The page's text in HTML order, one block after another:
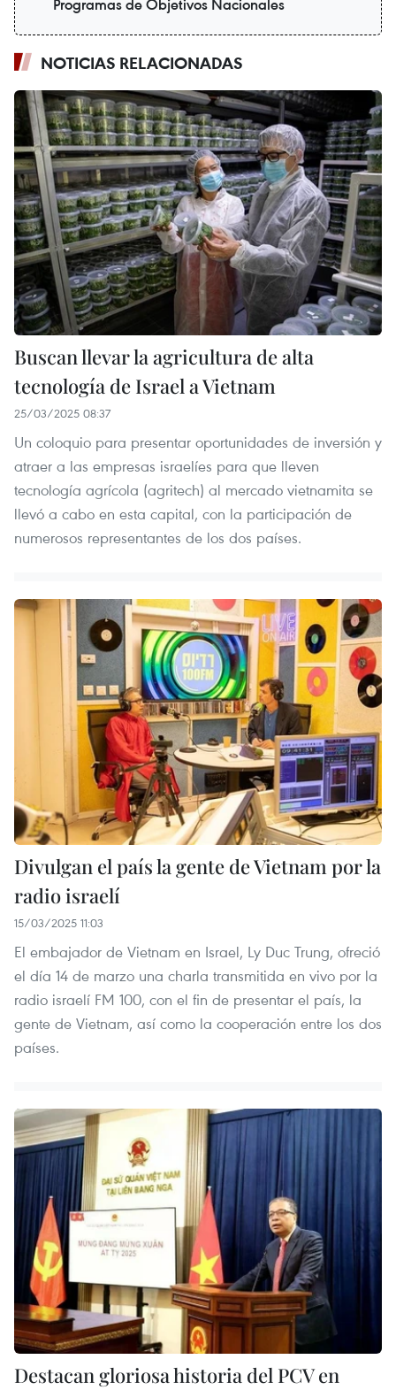
Programas de Objetivos Nacionales
NOTICIAS RELACIONADAS
Buscan llevar la agricultura de alta
tecnología de Israel a Vietnam
25/03/2025 08:37
Un coloquio para presentar oportunidades de inversión y
atraer a las empresas israelíes para que lleven
tecnología agrícola (agritech) al mercado vietnamita se
llevó a cabo en esta capital, con la participación de
numerosos representantes de los dos países.
Divulgan el país la gente de Vietnam por la
radio israelí
15/03/2025 11:03
El embajador de Vietnam en Israel, Ly Duc Trung, ofreció
el día 14 de marzo una charla transmitida en vivo por la
radio israelí FM 100, con el fin de presentar el país, la
gente de Vietnam, así como la cooperación entre los dos
países.
Destacan gloriosa historia del PCV en